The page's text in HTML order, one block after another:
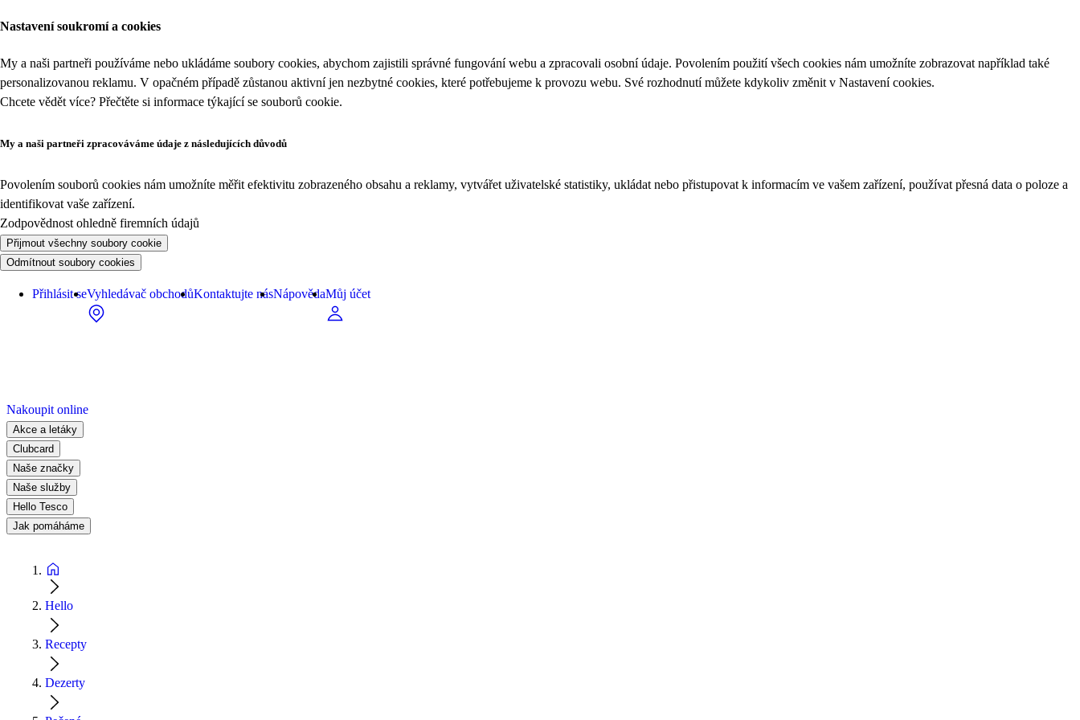
Nastavení soukromí a cookies
My a naši partneři používáme nebo ukládáme soubory cookies, abychom zajistili správné fungování webu a zpracovali osobní údaje. Povolením použití všech cookies nám umožníte zobrazovat například také
personalizovanou reklamu. V opačném případě zůstanou aktivní jen nezbytné cookies, které potřebujeme k provozu webu. Své rozhodnutí můžete kdykoliv změnit v Nastavení cookies.
Chcete vědět více? Přečtěte si informace týkající se souborů cookie.
My a naši partneři zpracováváme údaje z následujících důvodů
Povolením souborů cookies nám umožníte měřit efektivitu zobrazeného obsahu a reklamy, vytvářet uživatelské statistiky, ukládat nebo přistupovat k informacím ve vašem zařízení, používat přesná data o poloze a
identifikovat vaše zařízení.
Zodpovědnost ohledně firemních údajů
Přijmout všechny soubory cookie
Odmítnout soubory cookies
Přihlásit seVyhledávač obchodůKontaktujte násNápovědaMůj účet
Nakoupit online
Akce a letáky
Clubcard
Naše značky
Naše služby
Hello Tesco
Jak pomáháme
Hello
Recepty
Dezerty